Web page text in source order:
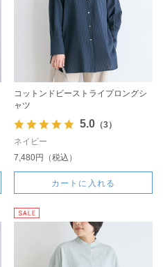
コットンドビーストライプロングシ
ャツ
5.0（3）
ネイビー
7,480円（税込）
カートに入れる